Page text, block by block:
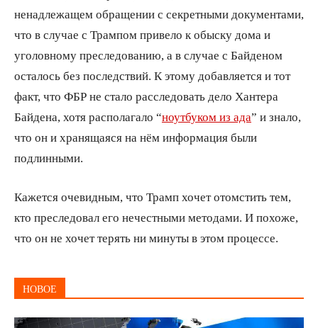
ненадлежащем обращении с секретными документами,
что в случае с Трампом привело к обыску дома и
уголовному преследованию, а в случае с Байденом
осталось без последствий. К этому добавляется и тот
факт, что ФБР не стало расследовать дело Хантера
Байдена, хотя располагало “ноутбуком из ада” и знало,
что он и хранящаяся на нём информация были
подлинными.
Кажется очевидным, что Трамп хочет отомстить тем,
кто преследовал его нечестными методами. И похоже,
что он не хочет терять ни минуты в этом процессе.
НОВОЕ